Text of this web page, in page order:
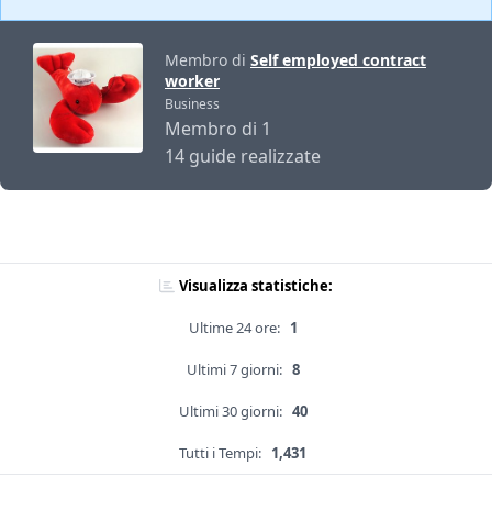
Membro di Self employed contract
worker
Business
Membro di 1
14 guide realizzate
Visualizza statistiche:
Ultime 24 ore: 1
Ultimi 7 giorni: 8
Ultimi 30 giorni: 40
Tutti i Tempi: 1,431